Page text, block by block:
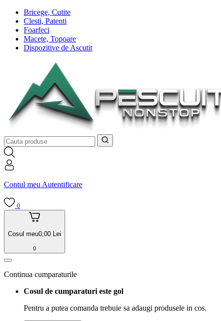
Bricege, Cutite
Clesti, Patenti
Foarfeci
Macete, Topoare
Dispozitive de Ascutit
Contul meu Autentificare
0
Cosul meu0,00 Lei
0
Continua cumparaturile
Cosul de cumparaturi este gol
Pentru a putea comanda trebuie sa adaugi produsele in cos.